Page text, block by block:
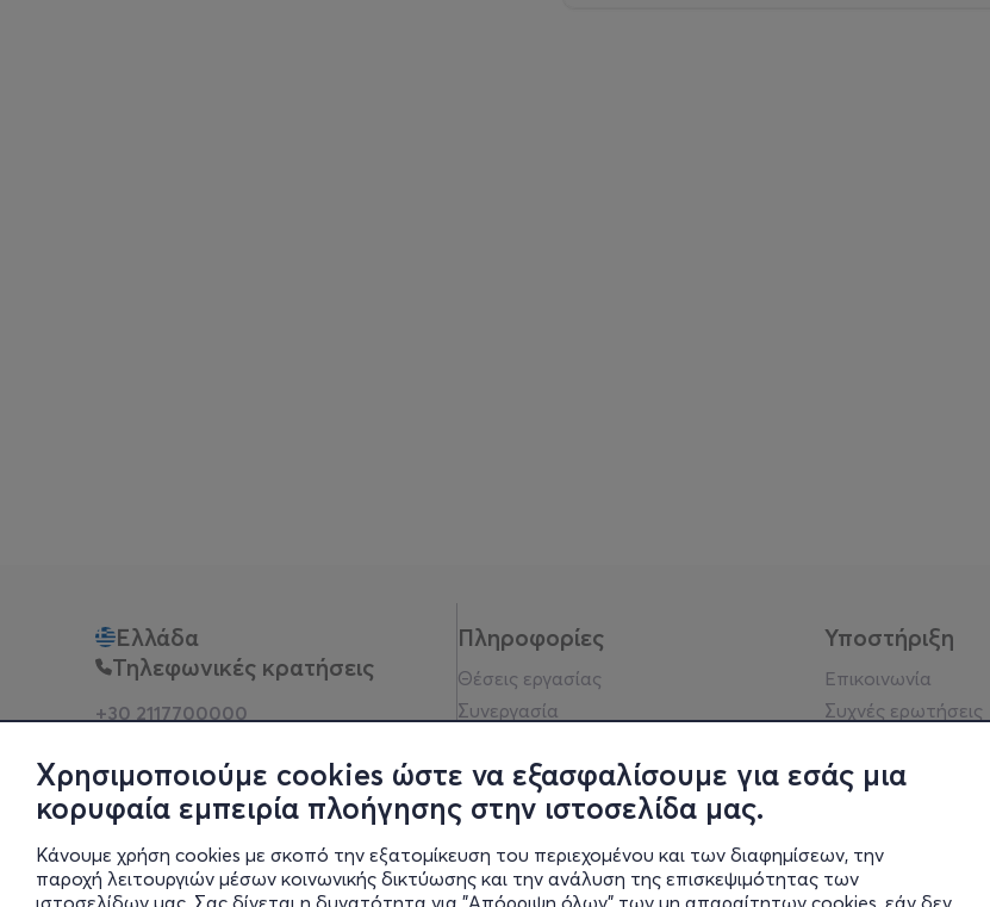
Χρησιμοποιούμε cookies ώστε να εξασφαλίσουμε για εσάς μια
κορυφαία εμπειρία πλοήγησης στην ιστοσελίδα μας.
Κάνουμε χρήση cookies με σκοπό την εξατομίκευση του περιεχομένου και των διαφημίσεων, την
παροχή λειτουργιών μέσων κοινωνικής δικτύωσης και την ανάλυση της επισκεψιμότητας των
ιστοσελίδων μας. Σας δίνεται η δυνατότητα για "Απόρριψη όλων" των μη απαραίτητων cookies, εάν δεν
Ελλάδα
Τηλεφωνικές κρατήσεις
+30 2117700000
Φυσικά σημεία
Πληροφορίες
Θέσεις εργασίας
Συνεργασία
Πολιτική απορρήτου
Νομική σημείωση
Blog
Υποστήριξη
Επικοινωνία
Συχνές ερωτήσεις
Υπηρεσίες